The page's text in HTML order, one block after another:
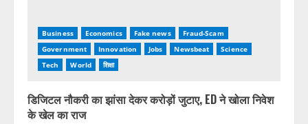
Business Economics Fake news
Fraud-Scam
Government
Innovation Jobs Newsbeat
Science
Tech
World शिक्षा
डिजिटल नौकरी का झांसा देकर करोड़ों जुटाए, ED ने खोला निवेश
के खेल का राज